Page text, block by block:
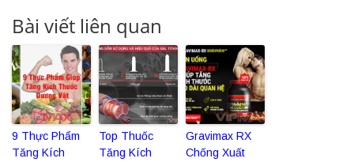
Bài viết liên quan
9 Thực Phẩm
Tăng Kích
Top Thuốc
Tăng Kích
Gravimax RX
Chống Xuất